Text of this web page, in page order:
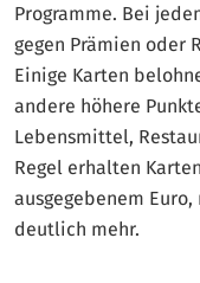
Programme. Bei
gegen Prämien oder
Einige Karten
andere höhere
Lebensmittel,
Regel erhalten
ausgegebenem
deutlich mehr.